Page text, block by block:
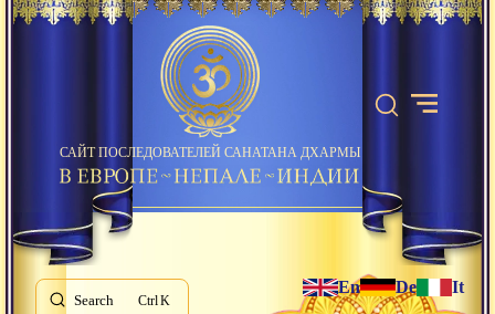
САЙТ ПОСЛЕДОВАТЕЛЕЙ САНАТАНА ДХАРМЫ
Search K
En De It